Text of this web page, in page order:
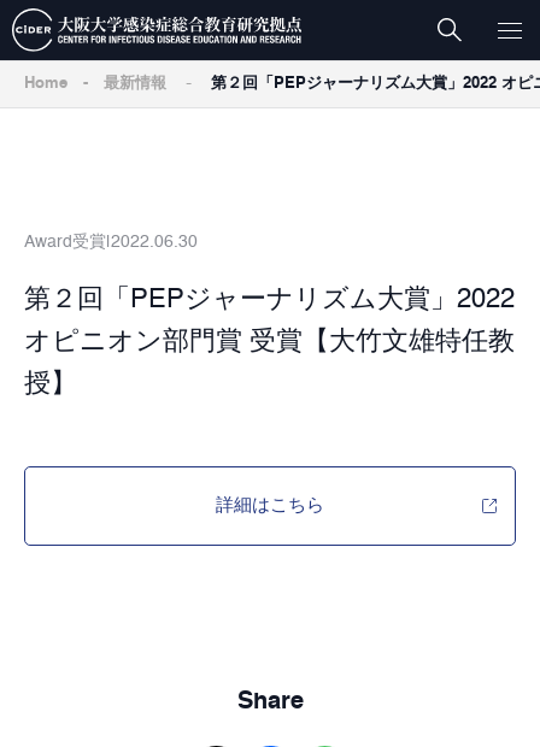
Home - 最新情報 - 第２回「PEPジャーナリズム大賞」2022 オ
Award 受賞 2022.06.30
第２回「PEPジャーナリズム大賞」2022
オピニオン部門賞 受賞【大竹文雄特任教
授】
詳細はこちら
Share